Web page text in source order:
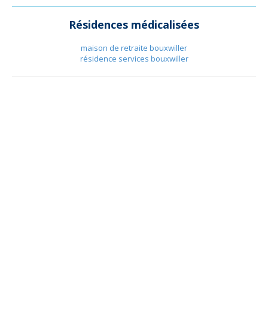
Résidences médicalisées
maison de retraite bouxwiller
résidence services bouxwiller